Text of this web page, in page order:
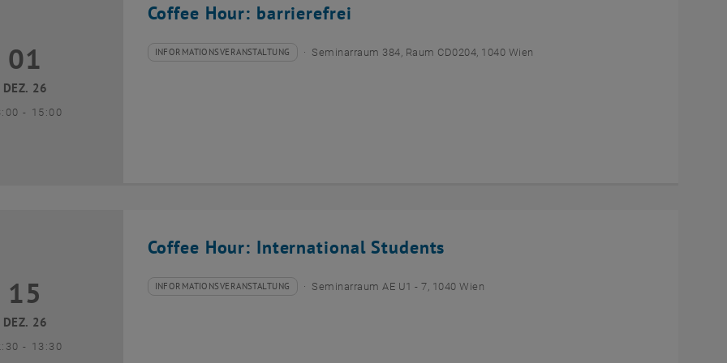
Coffee Hour: barrierefrei
Dezember 2026
01
DEZ. 26
- bis
15:00
Veranstaltungstyp:
INFORMATIONSVERANSTALTUNG
Veranstaltungsort: Seminarraum 384, Raum CD0204, 1040 Wien
Coffee Hour: International Students
Dezember 2026
15
DEZ. 26
- bis
13:30
Veranstaltungstyp:
INFORMATIONSVERANSTALTUNG
Veranstaltungsort: Seminarraum AE U1 - 7, 1040 Wien